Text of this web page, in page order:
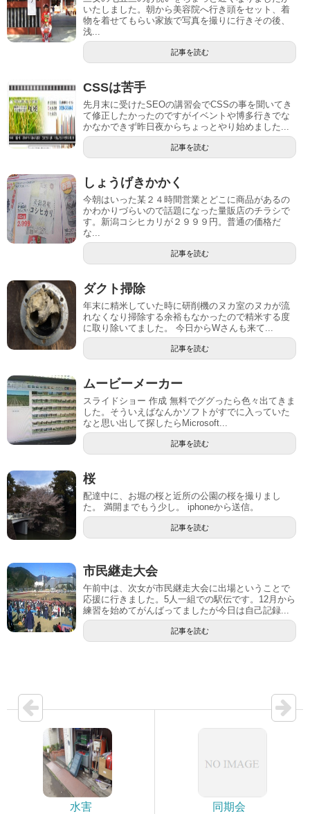
いたしました。朝から美容院へ行き頭をセット、着
物を着せてもらい家族で写真を撮りに行きその後、
浅...
記事を読む
CSSは苦手
先月末に受けたSEOの講習会でCSSの事を聞いてき
て修正したかったのですがイベントや博多行きでな
かなかできず昨日夜からちょっとやり始めました...
記事を読む
しょうげきかかく
今朝はいった某２４時間営業とどこに商品があるの
かわかりづらいので話題になった量販店のチラシで
す。新潟コシヒカリが２９９９円。普通の価格だ
な...
記事を読む
ダクト掃除
年末に精米していた時に研削機のヌカ室のヌカが流
れなくなり掃除する余裕もなかったので精米する度
に取り除いてました。 今日からWさんも来て...
記事を読む
ムービーメーカー
スライドショー 作成 無料でググったら色々出てきま
した。そういえばなんかソフトがすでに入っていた
なと思い出して探したらMicrosoft...
記事を読む
桜
配達中に、お堀の桜と近所の公園の桜を撮りまし
た。 満開までもう少し。 iphoneから送信。
記事を読む
市民継走大会
午前中は、次女が市民継走大会に出場ということで
応援に行きました。5人一組での駅伝です。12月から
練習を始めてがんばってましたが今日は自己記録...
記事を読む
水害 同期会